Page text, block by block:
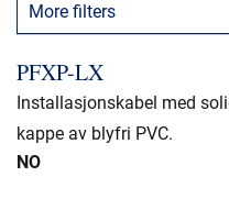
Nedlastinger
Presse og
Om oss
More filters
PFXP-​LX
Installasjonskabel med
kappe av blyfri PVC.
NO